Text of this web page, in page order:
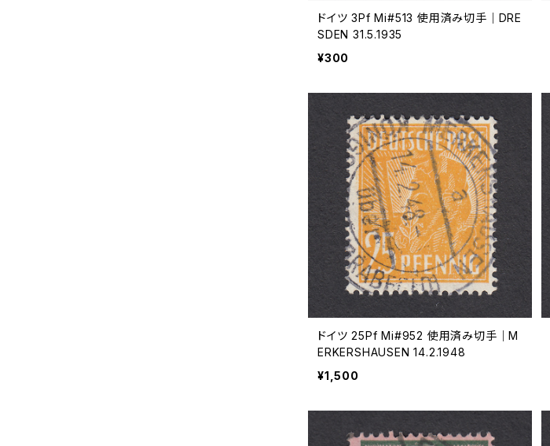
ドイツ 3Pf Mi#513 使用済み切手｜DRE
SDEN 31.5.1935
¥300
ドイツ 25Pf Mi#952 使用済み切手｜M
ERKERSHAUSEN 14.2.1948
¥1,500